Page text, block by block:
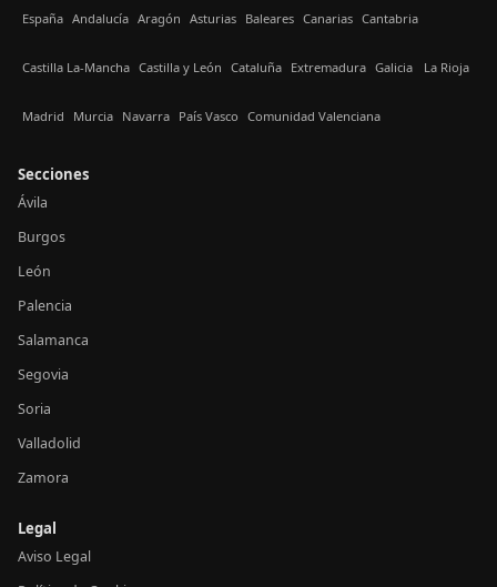
España Andalucía Aragón Asturias Baleares Canarias Cantabria
Castilla La-Mancha Castilla y León Cataluña Extremadura Galicia La Rioja
Madrid Murcia Navarra País Vasco Comunidad Valenciana
Secciones
Ávila
Burgos
León
Palencia
Salamanca
Segovia
Soria
Valladolid
Zamora
Legal
Aviso Legal